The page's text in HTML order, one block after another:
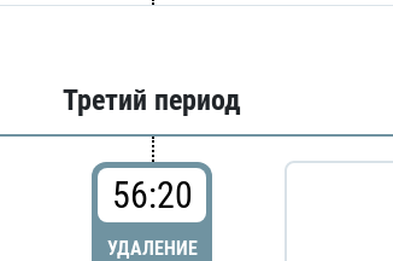
Третий период
56:20
УДАЛЕНИЕ